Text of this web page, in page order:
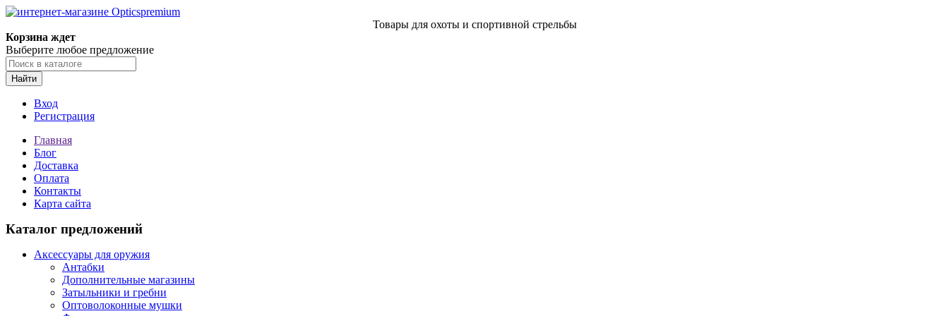
Товары для охоты и спортивной стрельбы
Корзина ждет
Выберите любое предложение
Найти
Вход
Регистрация
Главная
Блог
Доставка
Оплата
Контакты
Карта сайта
Каталог предложений
Аксессуары для оружия
Антабки
Дополнительные магазины
Затыльники и гребни
Оптоволоконные мушки